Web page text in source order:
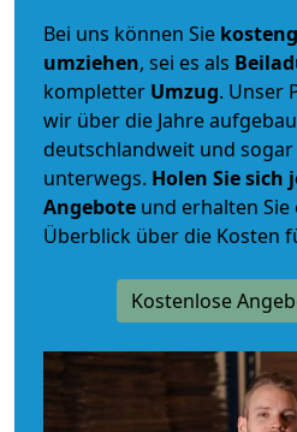
Bei uns können Sie
umziehen, sei es als
kompletter Umzug. Unser
wir über die Jahre
deutschlandweit und
unterwegs. Holen Sie sich
Angebote und erhalten
Überblick über die Kosten
Kostenlose